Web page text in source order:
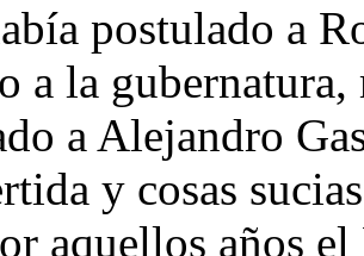
postulado a
a la
a Alejandro
y cosas
aquellos años